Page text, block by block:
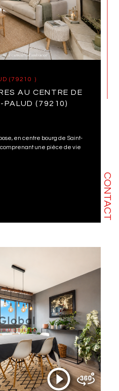
CONTACT
(79210 )
AU CENTRE DE
PALUD (79210)
en centre bourg de Saint-
une pièce de vie